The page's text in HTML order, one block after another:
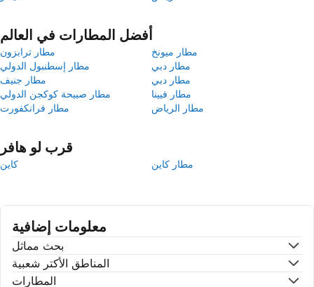
أفضل المطارات في العالم
مطار ترابزون
مطار ميونخ
مطار إسطنبول الدولي
مطار دبي
مطار جنيف
مطار دبي
مطار صبيحة كوكجن الدولي
مطار فيينا
مطار فرانكفورت
مطار الرياض
قرب لو هافر
كاين مطار كاين
معلومات إضافية
بحث مماثل
المناطق الأكتر شعبية
المطارات